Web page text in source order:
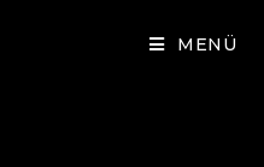
MENÜ